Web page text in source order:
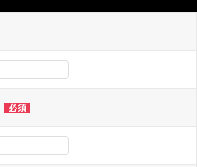
必須